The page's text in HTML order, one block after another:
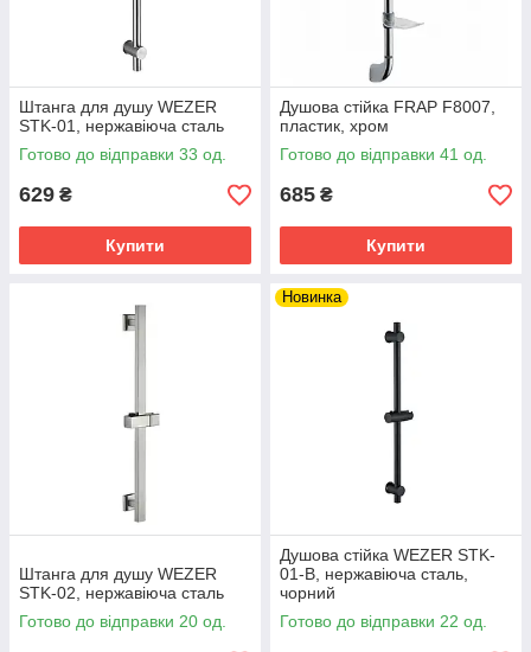
Штанга для душу WEZER
STK-01, нержавіюча сталь
Готово до відправки 33 од.
629 ₴
Купити
Душова стійка FRAP F8007,
пластик, хром
Готово до відправки 41 од.
685 ₴
Купити
Штанга для душу WEZER
STK-02, нержавіюча сталь
Готово до відправки 20 од.
Новинка
Душова стійка WEZER STK-
01-B, нержавіюча сталь,
чорний
Готово до відправки 22 од.